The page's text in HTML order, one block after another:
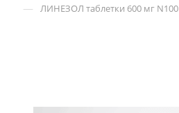
— ЛИНЕЗОЛ таблетки 600 мг N100